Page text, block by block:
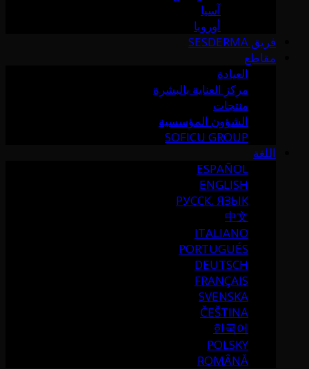
آسيا
أوروبا
فريق SESDERMA
مقاطع
العيادة
مركز العناية بالبشرة
منتجات
الشؤون المؤسسية
SOFICU GROUP
اللغة
ESPAÑOL
ENGLISH
РУССК. ЯЗЫК
中文
ITALIANO
PORTUGUÉS
DEUTSCH
FRANÇAIS
SVENSKA
ČEŠTINA
한국어
POLSKY
ROMÂNĂ